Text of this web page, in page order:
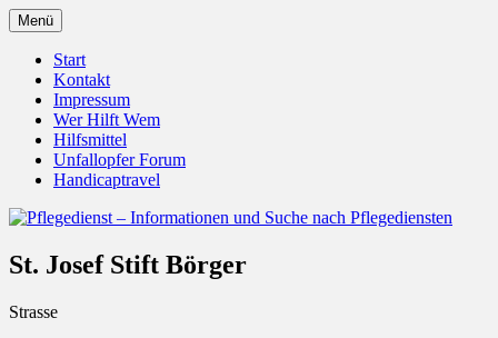
Zum
Inhalt
springen
Pflegedienst – Informationen
und Suche nach Pflegediensten
Unfallopfer – Hilfswerk
Menü
Start
Kontakt
Impressum
Wer Hilft Wem
Hilfsmittel
Unfallopfer Forum
Handicaptravel
St. Josef Stift Börger
Strasse